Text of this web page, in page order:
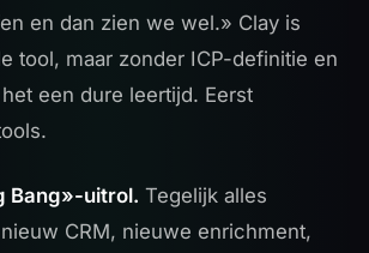
en dan zien we wel.» Clay is
tool, maar zonder ICP-definitie en
een dure leertijd. Eerst
Bang»-uitrol. Tegelijk alles
CRM, nieuwe enrichment,